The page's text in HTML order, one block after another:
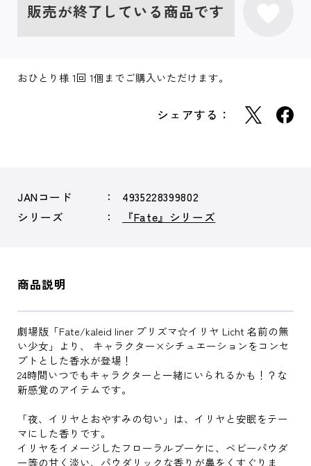
販売が終了している商品です
おひとり様 1回 1個までご購入いただけます。
シェアする：
JANコード
4935228399802
シリーズ
『Fate』シリーズ
商品説明
劇場版「Fate/kaleid liner プリズマ☆イリヤ Licht 名前の無
い少女」より、 キャラクター×シチュエーションをコンセ
プトとした香水が登場！
24時間いつでもキャラクターと一緒にいられるかも！？な
新感覚のアイテムです。
「夜、イリヤとおやすみの匂い」は、イリヤと安眠をテー
マにした香りです。
イリヤをイメージしたフローラルブーケに、ベビーパウダ
ー等の甘く淡い、パウダリックな香りが鼻をくすぐりま